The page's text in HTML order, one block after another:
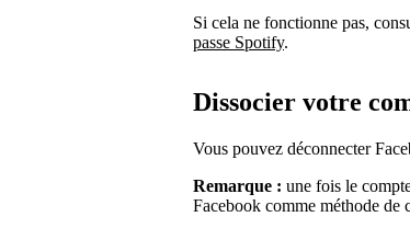
Si cela ne fonctionne pas,
passe Spotify.
Dissocier votre
Vous pouvez déconnecter
Remarque : une fois le
Facebook comme méthode de